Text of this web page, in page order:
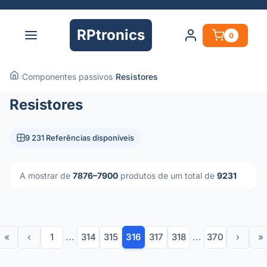
RPtronics 0
›Componentes passivos›Resistores
Resistores
9 231 Referências disponíveis
A mostrar de 7876–7900 produtos de um total de 9231
« ‹ 1 ... 314 315 316 317 318 ... 370 › »